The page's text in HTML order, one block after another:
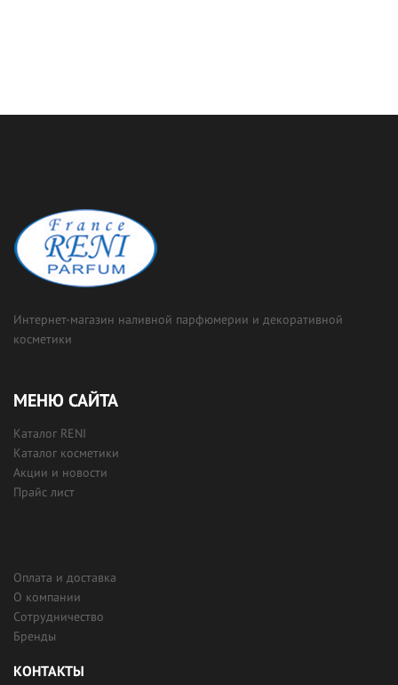
Интернет-магазин наливной парфюмерии и декоративной
косметики
МЕНЮ САЙТА
Каталог RENI
Каталог косметики
Акции и новости
Прайс лист
Оплата и доставка
О компании
Сотрудничество
Бренды
КОНТАКТЫ